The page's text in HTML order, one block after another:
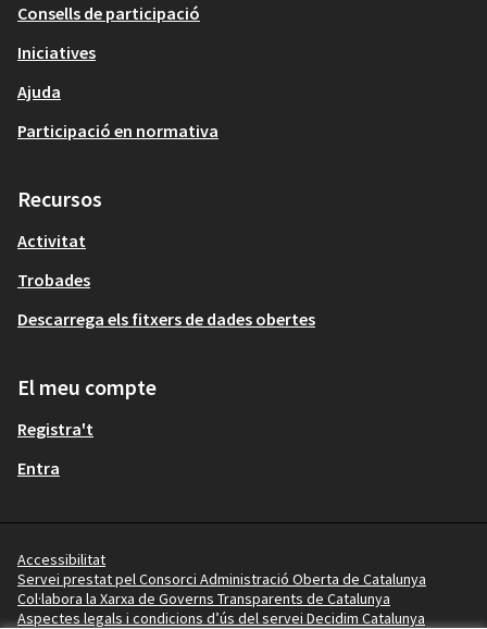
Consells de participació
Iniciatives
Ajuda
Participació en normativa
Recursos
Activitat
Trobades
Descarrega els fitxers de dades obertes
El meu compte
Registra't
Entra
Accessibilitat
Servei prestat pel Consorci Administració Oberta de Catalunya
Col·labora la Xarxa de Governs Transparents de Catalunya
Aspectes legals i condicions d’ús del servei Decidim Catalunya